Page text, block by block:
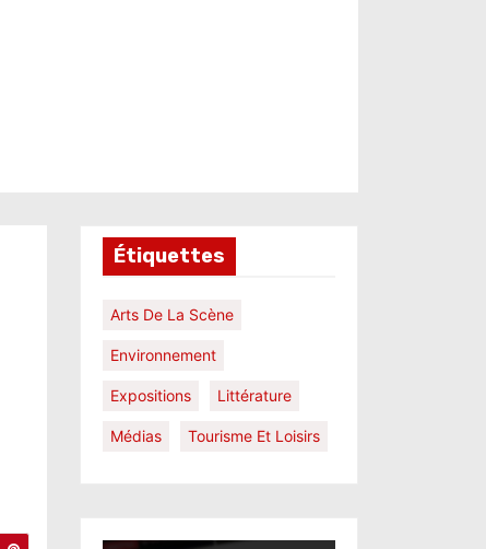
Étiquettes
Arts De La Scène
Environnement
Expositions Littérature
Médias Tourisme Et Loisirs